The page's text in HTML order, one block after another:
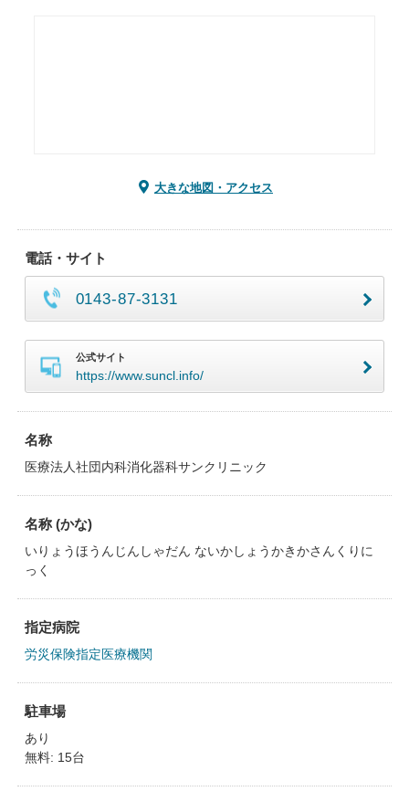
大きな地図・アクセス
電話・サイト
0143-87-3131
公式サイト
https://www.suncl.info/
名称
医療法人社団内科消化器科サンクリニック
名称 (かな)
いりょうほうんじんしゃだん ないかしょうかきかさんくりに
っく
指定病院
労災保険指定医療機関
駐車場
あり
無料: 15台